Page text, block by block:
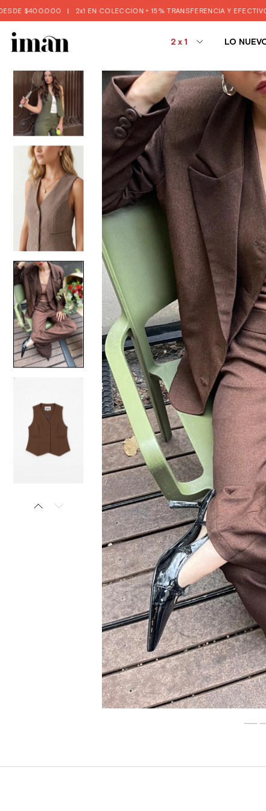
| 2x1 EN COLECCION + 15% TRANSFERENCIA Y EFECTIVO 🔥 | 🚨3 Y 6
2x1 LO